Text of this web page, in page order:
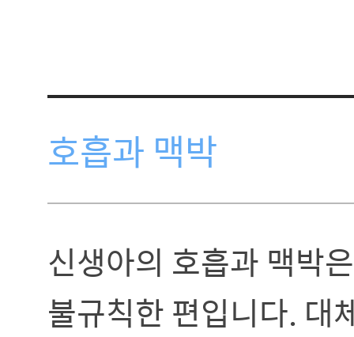
호흡과 맥박
신생아의 호흡과 맥박
불규칙한 편입니다.